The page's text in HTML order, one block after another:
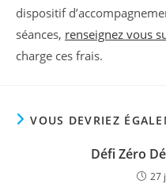
dispositif
séances, renseignez vous
charge ces frais.
VOUS DEVRIEZ
Défi Zéro
27